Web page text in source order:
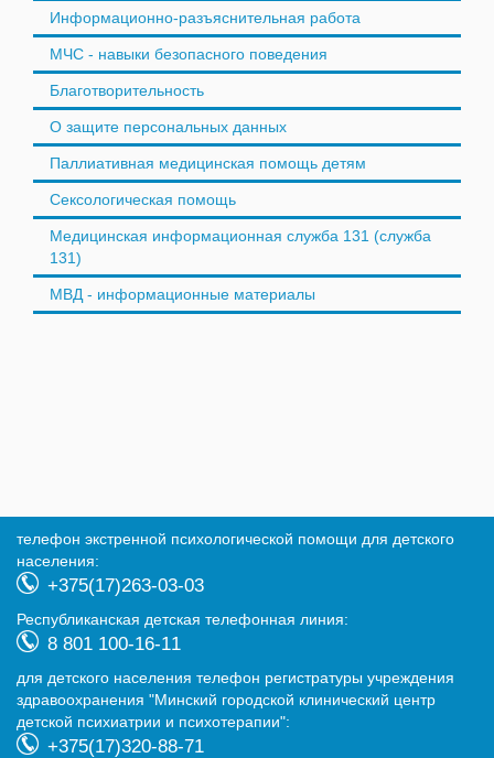
Информационно-разъяснительная работа
МЧС - навыки безопасного поведения
Благотворительность
О защите персональных данных
Паллиативная медицинская помощь детям
Сексологическая помощь
Медицинская информационная служба 131 (служба
131)
МВД - информационные материалы
телефон экстренной психологической помощи для детского
населения:
+375(17)263-03-03
Республиканская детская телефонная линия:
8 801 100-16-11
для детского населения телефон регистратуры учреждения
здравоохранения "Минский городской клинический центр
детской психиатрии и психотерапии":
+375(17)320-88-71